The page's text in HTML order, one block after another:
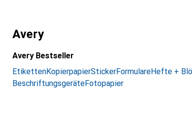
Avery
Avery Bestseller
EtikettenKopierpapierStickerFormulareHefte +
BeschriftungsgeräteFotopapier